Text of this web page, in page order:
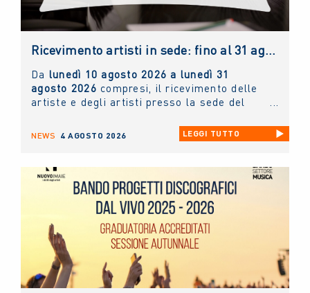
Da lunedì 10 agosto 2026 a lunedì 31
agosto 2026 compresi, il ricevimento delle
artiste e degli artisti presso la sede del
esclusivamente tramite appuntamento. Chi
lo desidera può scrivere un'e-mail
il motivo della richiesta di appuntamento.
NEWS 4 AGOSTO 2026 LEGGI TUTTO